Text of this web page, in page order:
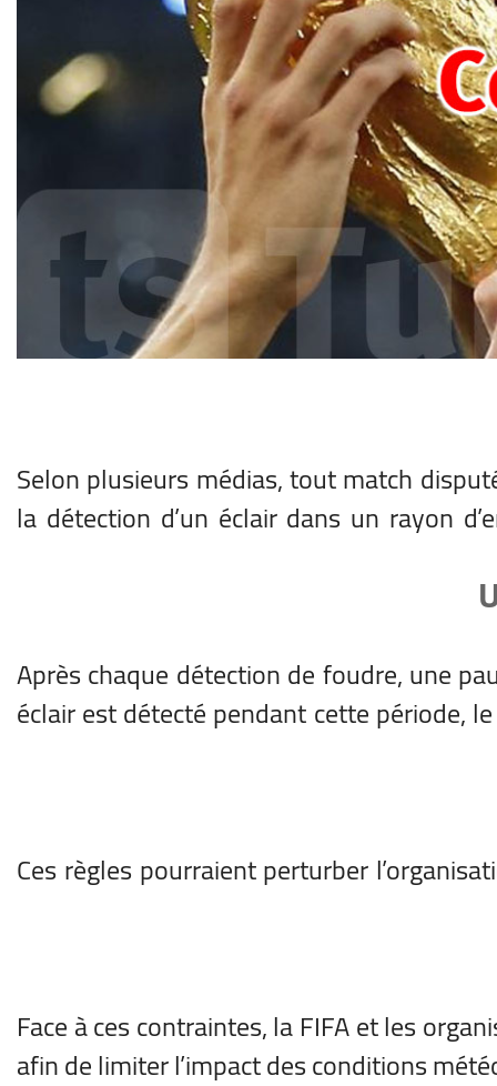
Selon plusieurs médias, tout match
la détection d’un éclair dans un rayon
Après chaque détection de foudre, une
éclair est détecté pendant cette période,
Ces règles pourraient perturber
Face à ces contraintes, la FIFA et les
afin de limiter l’impact des conditions